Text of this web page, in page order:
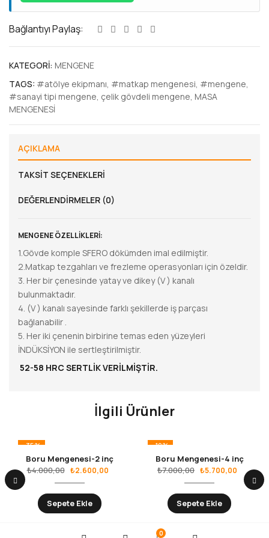
Bağlantıyı Paylaş:
KATEGORI: MENGENE
TAGS: #atölye ekipmanı, #matkap mengenesi, #mengene,
#sanayi tipi mengene, çelik gövdeli mengene, MASA
MENGENESİ
AÇIKLAMA
TAKSIT SEÇENEKLERI
DEĞERLENDIRMELER (0)
MENGENE ÖZELLİKLERİ:
1.Gövde komple SFERO dökümden imal edilmiştir.
2.Matkap tezgahları ve frezleme operasyonları için özeldir.
3. Her bir çenesinde yatay ve dikey (V ) kanalı
bulunmaktadır.
4. (V ) kanalı sayesinde farklı şekillerde iş parçası
bağlanabilir .
5. Her iki çenenin birbirine temas eden yüzeyleri
İNDÜKSİYON ile sertleştirilmiştir.
52-58 HRC SERTLİK VERİLMİŞTİR.
İlgili Ürünler
-35%
Boru Mengenesi-2 inç
₺4.000,00 ₺2.600,00
Sepete Ekle
-19%
Boru Mengenesi-4 inç
₺7.000,00 ₺5.700,00
Sepete Ekle
0